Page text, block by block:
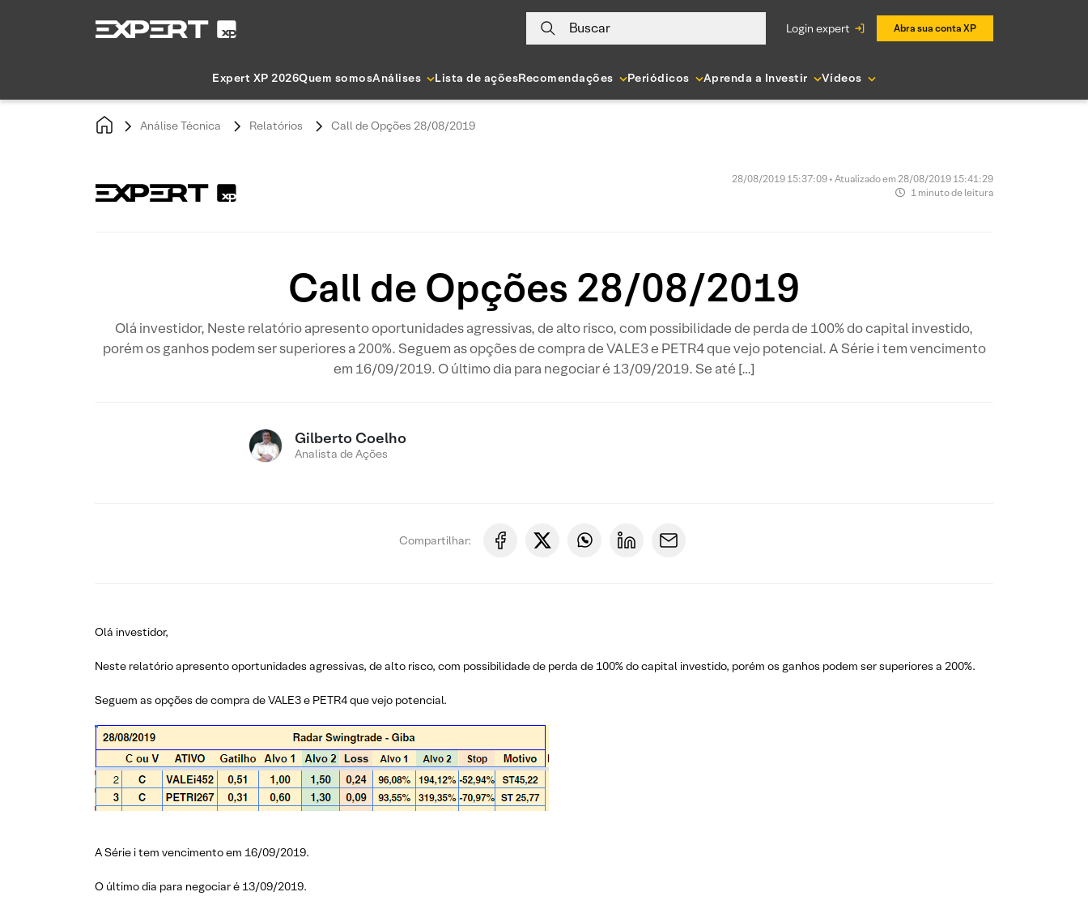
Buscar login expert Abra sua conta XP
Expert XP 2026Quem somosAnálises Lista de açõesRecomendações Periódicos Aprenda a Investir Vídeos
Análise Técnica Relatórios Call de Opções 28/08/2019
28/08/2019 15:37:09 • Atualizado em 28/08/2019 15:41:29
1 minuto de leitura
Call de Opções 28/08/2019
Olá investidor, Neste relatório apresento oportunidades agressivas, de alto risco, com possibilidade de perda de 100% do capital investido,
porém os ganhos podem ser superiores a 200%. Seguem as opções de compra de VALE3 e PETR4 que vejo potencial. A Série i tem vencimento
em 16/09/2019. O último dia para negociar é 13/09/2019. Se até […]
Gilberto Coelho
Analista de Ações
Compartilhar:
Olá investidor,
Neste relatório apresento oportunidades agressivas, de alto risco, com possibilidade de perda de 100% do capital investido, porém os ganhos podem ser superiores a 200%.
Seguem as opções de compra de VALE3 e PETR4 que vejo potencial.
A Série i tem vencimento em 16/09/2019.
O último dia para negociar é 13/09/2019.